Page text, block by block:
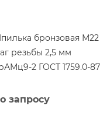
бронзовая М22
резьбы 2,5 мм
2 ГОСТ 1759.0-87
запросу